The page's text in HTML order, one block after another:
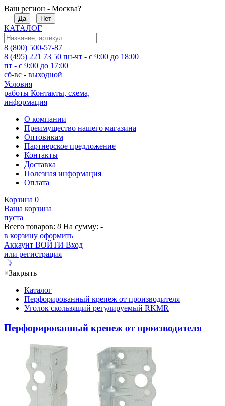
Ваш регион - Москва?
Да Нет
КАТАЛОГ
8 (800) 500-57-87
8 (495) 221 73 50 пн-чт - с 9:00 до 18:00
пт - с 9:00 до 17:00
сб-вс - выходной
Условия
работы Контакты, схема,
информация
О компании
Преимущество нашего магазина
Оптовикам
Партнерское предложение
Контакты
Доставка
Полезная информация
Оплата
Корзина 0
Ваша корзина
пуста
Всего товаров: 0 На сумму: -
в корзину оформить
Аккаунт ВОЙТИ Вход
или регистрация
×Закрыть
Каталог
Перфорированный крепеж от производителя
Уголок скользящий регулируемый RKMR
Перфорированный крепеж от производителя